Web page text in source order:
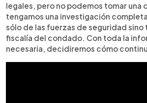
legales, pero no podemos tomar una
tengamos una investigación
sólo de las fuerzas de seguridad sino
fiscalía del condado. Con toda la
necesaria, decidiremos cómo